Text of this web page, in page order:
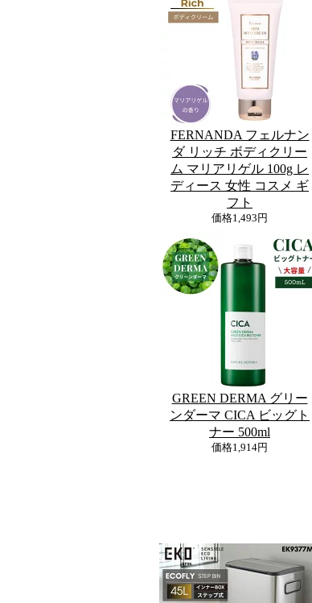
FERNANDA フェルナン
ダ リッチ ボディクリー
ム マリアリゲル 100g レ
ディース 女性 コスメ ギ
フト
価格1,493円
GREEN DERMA グリー
ンダーマ CICA ビッグト
ナー 500ml
価格1,914円